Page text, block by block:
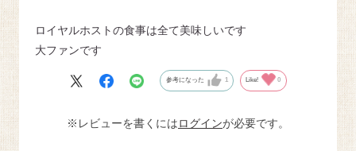
ロイヤルホストの食事は全て美味しいです
大ファンです
参考になった 1 Like! 0
※レビューを書くにはログインが必要です。